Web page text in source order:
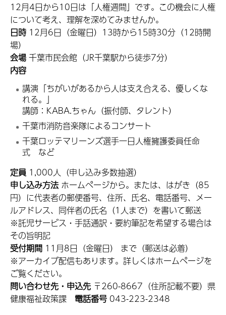
12月4日から10日は「人権週間」です。この機会に人権
について考え、理解を深めてみませんか。
日時 12月6日（金曜日）13時から15時30分（12時開
場）
会場 千葉市民会館（JR千葉駅から徒歩7分）
内容
講演「ちがいがあるから人は支え合える、優しくな
れる。」
講師：KABA.ちゃん（振付師、タレント）
千葉市消防音楽隊によるコンサート
千葉ロッテマリーンズ選手一日人権擁護委員任命
式 など
定員1,000人（申し込み多数抽選）
申し込み方法ホームページから。または、はがき（85
円）に代表者の郵便番号、住所、氏名、電話番号、メー
ルアドレス、同伴者の氏名（1人まで）を書いて郵送
※託児サービス・手話通訳・要約筆記を希望する場合は
その旨明記
受付期間 11月8日（金曜日） まで（郵送は必着）
※アーカイブ配信もあります。詳しくはホームページを
ご覧ください。
問い合わせ先・申込先 〒260-8667（住所記載不要）県
健康福祉政策課 電話番号 043-223-2348